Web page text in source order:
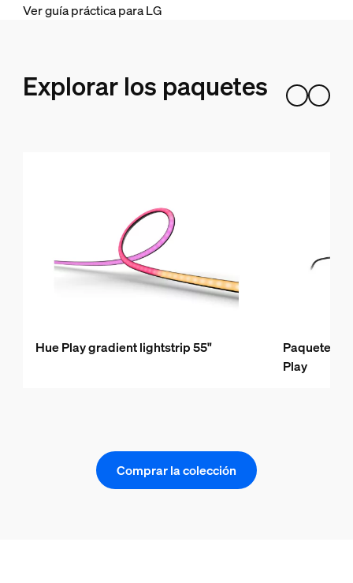
Ver guía práctica para LG
Explorar los paquetes
Hue Play gradient lightstrip 55"
Paquete de
Play
Comprar la colección